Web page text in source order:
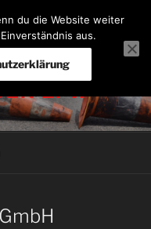
E. V.
du die Website weiter
aus.